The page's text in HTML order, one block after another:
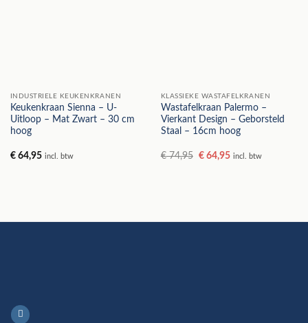
INDUSTRIELE KEUKENKRANEN
Keukenkraan Sienna – U-
Uitloop – Mat Zwart – 30 cm
hoog
€64,95 incl. btw
KLASSIEKE WASTAFELKRANEN
Wastafelkraan Palermo –
Vierkant Design – Geborsteld
Staal – 16cm hoog
€74,95 Oorspronkelijke
€64,95Huidige
incl. btw